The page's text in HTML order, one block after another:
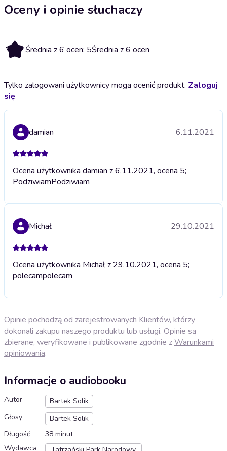
Oceny i opinie słuchaczy
5 Średnia z 6 ocen: 5Średnia z 6 ocen
Tylko zalogowani użytkownicy mogą ocenić produkt. Zaloguj
się
damian 6.11.2021
Ocena użytkownika damian z 6.11.2021, ocena 5;
PodziwiamPodziwiam
Michał 29.10.2021
Ocena użytkownika Michał z 29.10.2021, ocena 5;
polecampolecam
Opinie pochodzą od zarejestrowanych Klientów, którzy
dokonali zakupu naszego produktu lub usługi. Opinie są
zbierane, weryfikowane i publikowane zgodnie zWarunkami
opiniowania.
Informacje o audiobooku
Autor
Bartek Solik
Głosy
Bartek Solik
Długość
38 minut
Wydawca